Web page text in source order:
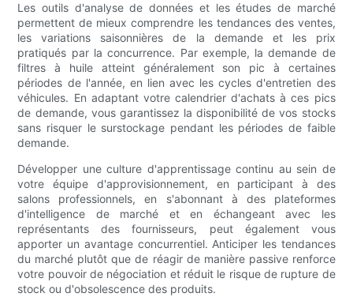
Les outils d'analyse de données et les études de marché
permettent de mieux comprendre les tendances des ventes,
les variations saisonnières de la demande et les prix
pratiqués par la concurrence. Par exemple, la demande de
filtres à huile atteint généralement son pic à certaines
périodes de l'année, en lien avec les cycles d'entretien des
véhicules. En adaptant votre calendrier d'achats à ces pics
de demande, vous garantissez la disponibilité de vos stocks
sans risquer le surstockage pendant les périodes de faible
demande.
Développer une culture d'apprentissage continu au sein de
votre équipe d'approvisionnement, en participant à des
salons professionnels, en s'abonnant à des plateformes
d'intelligence de marché et en échangeant avec les
représentants des fournisseurs, peut également vous
apporter un avantage concurrentiel. Anticiper les tendances
du marché plutôt que de réagir de manière passive renforce
votre pouvoir de négociation et réduit le risque de rupture de
stock ou d'obsolescence des produits.